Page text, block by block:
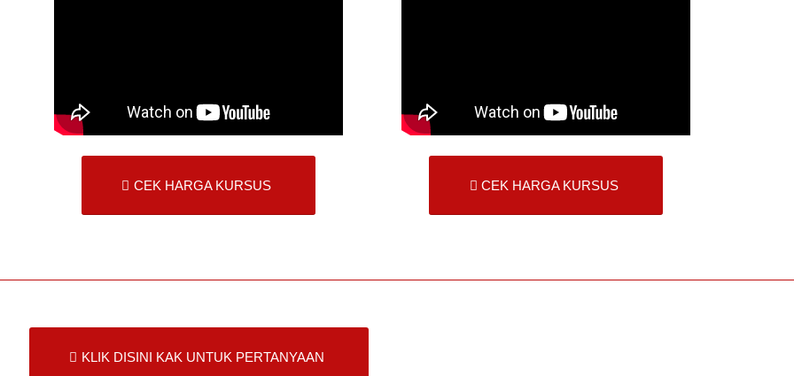
CEK HARGA KURSUS CEK HARGA KURSUS
KLIK DISINI KAK UNTUK PERTANYAAN